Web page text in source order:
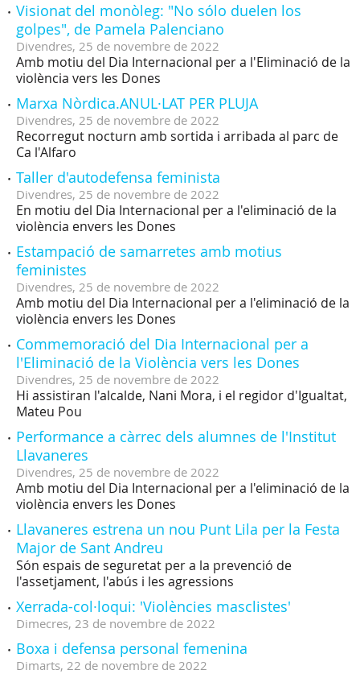
Visionat del monòleg: "No sólo duelen los
golpes", de Pamela Palenciano
Divendres, 25 de novembre de 2022
Amb motiu del Dia Internacional per a l'Eliminació de la
violència vers les Dones
Marxa Nòrdica.ANUL·LAT PER PLUJA
Divendres, 25 de novembre de 2022
Recorregut nocturn amb sortida i arribada al parc de
Ca l'Alfaro
Taller d'autodefensa feminista
Divendres, 25 de novembre de 2022
En motiu del Dia Internacional per a l'eliminació de la
violència envers les Dones
Estampació de samarretes amb motius
feministes
Divendres, 25 de novembre de 2022
Amb motiu del Dia Internacional per a l'eliminació de la
violència envers les Dones
Commemoració del Dia Internacional per a
l'Eliminació de la Violència vers les Dones
Divendres, 25 de novembre de 2022
Hi assistiran l'alcalde, Nani Mora, i el regidor d'Igualtat,
Mateu Pou
Performance a càrrec dels alumnes de l'Institut
Llavaneres
Divendres, 25 de novembre de 2022
Amb motiu del Dia Internacional per a l'eliminació de la
violència envers les Dones
Llavaneres estrena un nou Punt Lila per la Festa
Major de Sant Andreu
Són espais de seguretat per a la prevenció de
l'assetjament, l'abús i les agressions
Xerrada-col·loqui: 'Violències masclistes'
Dimecres, 23 de novembre de 2022
Boxa i defensa personal femenina
Dimarts, 22 de novembre de 2022